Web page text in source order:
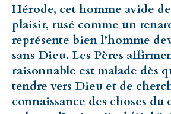
Hérode, cet homme avide
plaisir, rusé comme un
représente bien l’homme
sans Dieu. Les Pères
raisonnable est malade dès
tendre vers Dieu et de
connaissance des choses